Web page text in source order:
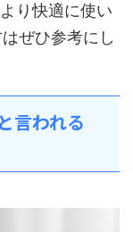
り快適に使い
ぜひ参考にし
言われる